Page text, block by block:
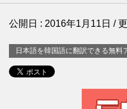
公開日 : 2016年1月11日 /
日本語を韓国語に翻訳できる無料